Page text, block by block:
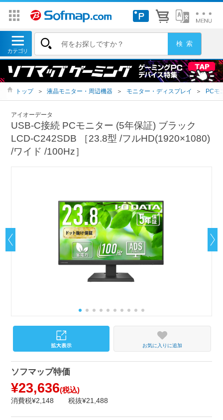
トップ ＞ 液晶モニター・周辺機器 ＞ モニター・ディスプレイ ＞ PCモ
アイオーデータ
USB-C接続 PCモニター (5年保証) ブラック
LCD-C242SDB ［23.8型 /フルHD(1920×1080)
/ワイド /100Hz］
お気に入りに追加
ソフマップ特価
¥23,636(税込)
消費税¥2,148 税抜¥21,488